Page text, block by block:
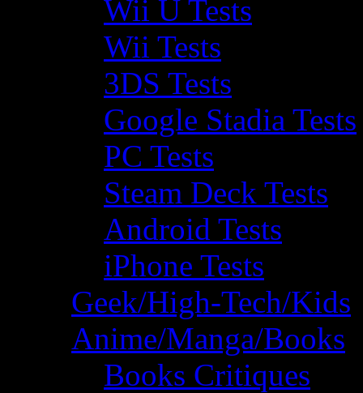
Wii U Tests
Wii Tests
3DS Tests
Google Stadia Tests
PC Tests
Steam Deck Tests
Android Tests
iPhone Tests
Geek/High-Tech/Kids
Anime/Manga/Books
Books Critiques